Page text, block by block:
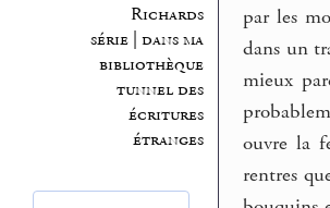
Richards
série | dans ma
bibliothèque
tunnel des
écritures
étranges
par les
dans un
mieux
ouvre la
rentres